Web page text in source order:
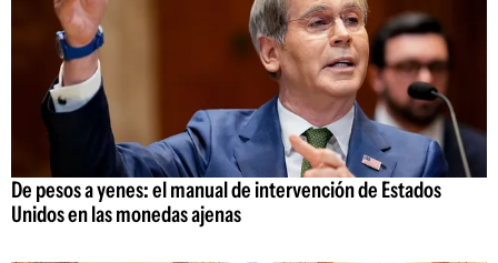
De pesos a yenes: el manual de intervención de Estados
Unidos en las monedas ajenas